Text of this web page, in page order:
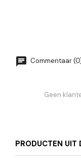
Commentaar
Geen
PRODUCTEN UIT